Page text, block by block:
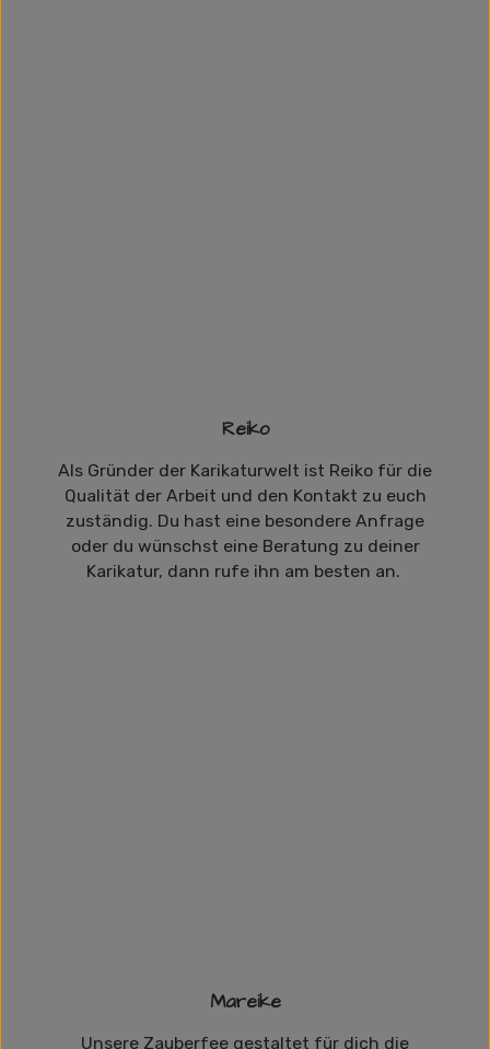
Reiko
Als Gründer der Karikaturwelt ist Reiko für die
Qualität der Arbeit und den Kontakt zu euch
zuständig. Du hast eine besondere Anfrage
oder du wünschst eine Beratung zu deiner
Karikatur, dann rufe ihn am besten an.
Mareike
Unsere Zauberfee gestaltet für dich die